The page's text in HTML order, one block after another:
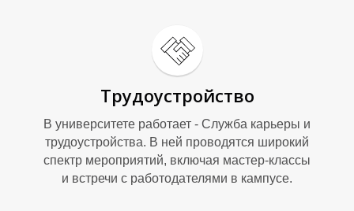
Трудоустройство
В университете работает - Служба карьеры и
трудоустройства. В ней проводятся широкий
спектр мероприятий, включая мастер-классы
и встречи с работодателями в кампусе.